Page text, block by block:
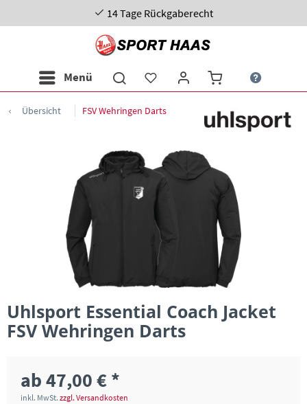
14 Tage Rückgaberecht
Menü
Übersicht FSV Wehringen Darts
Uhlsport Essential Coach Jacket
FSV Wehringen Darts
ab 47,00 € *
inkl. MwSt. zzgl. Versandkosten